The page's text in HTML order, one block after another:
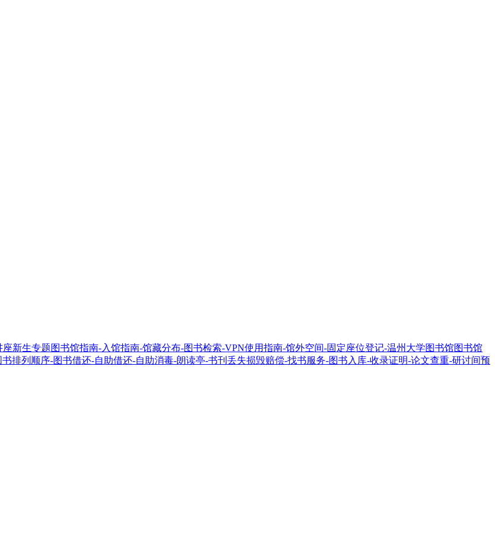
座新生专题图书馆指南-入馆指南-馆藏分布-图书检索-VPN使用指南-馆外空间-固定座位登记-温州大学图书馆图书馆
书排列顺序-图书借还-自助借还-自助消毒-朗读亭-书刊丢失损毁赔偿-找书服务-图书入库-收录证明-论文查重-研讨间预